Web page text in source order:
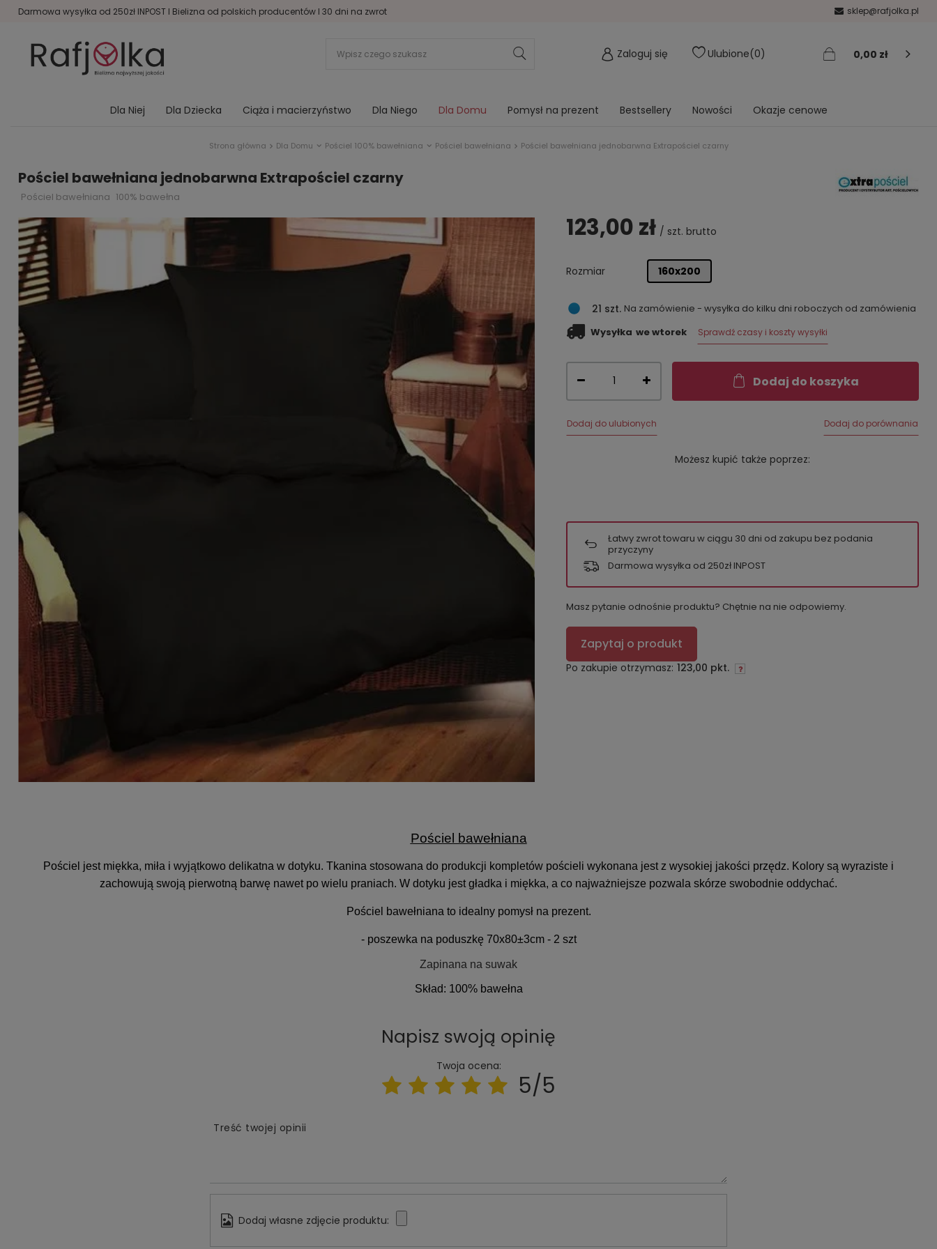
Darmowa wysyłka od 250zł INPOST I Bielizna od polskich producentów I 30 dni na zwrot sklep@rafjolka.pl
Zaloguj się Ulubione 0 0,00 zł
Dla Niej Dla Dziecka Ciąża i macierzyństwo Dla Niego Dla Domu Pomysł na prezent Bestsellery Nowości Okazje cenowe
Strona główna Dla Domu Pościel 100% bawełniana Pościel bawełniana Pościel bawełniana jednobarwna Extrapościel czarny
Pościel bawełniana jednobarwna Extrapościel czarny
Pościel bawełniana 100% bawełna
123,00 zł / szt. brutto
Rozmiar 160x200
21 szt. Na zamówienie - wysyłka do kilku dni roboczych od zamówienia
Wysyłka we wtorek Sprawdź czasy i koszty wysyłki
Dodaj do koszyka
Dodaj do ulubionych Dodaj do porównania
Możesz kupić także poprzez:
Łatwy zwrot towaru w ciągu 30 dni od zakupu bez podania
przyczyny
Darmowa wysyłka od 250zł INPOST
Masz pytanie odnośnie produktu? Chętnie na nie odpowiemy.
Zapytaj o produkt
Po zakupie otrzymasz: 123,00 pkt.
Pościel bawełniana
Pościel jest miękka, miła i wyjątkowo delikatna w dotyku. Tkanina stosowana do produkcji kompletów pościeli wykonana jest z wysokiej jakości przędz. Kolory są wyraziste i
zachowują swoją pierwotną barwę nawet po wielu praniach. W dotyku jest gładka i miękka, a co najważniejsze pozwala skórze swobodnie oddychać.
Pościel bawełniana to idealny pomysł na prezent.
- poszewka na poduszkę 70x80±3cm - 2 szt
Zapinana na suwak
Skład: 100% bawełna
Napisz swoją opinię
Twoja ocena:
5/5
Treść twojej opinii
Dodaj własne zdjęcie produktu: